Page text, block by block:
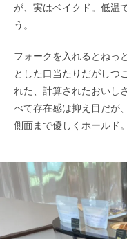
が、実はベイクド。低温
う。
フォークを入れるとねっ
とした口当たりだがしつ
れた、計算されたおいし
べて存在感は抑え目だが
側面まで優しくホールド。